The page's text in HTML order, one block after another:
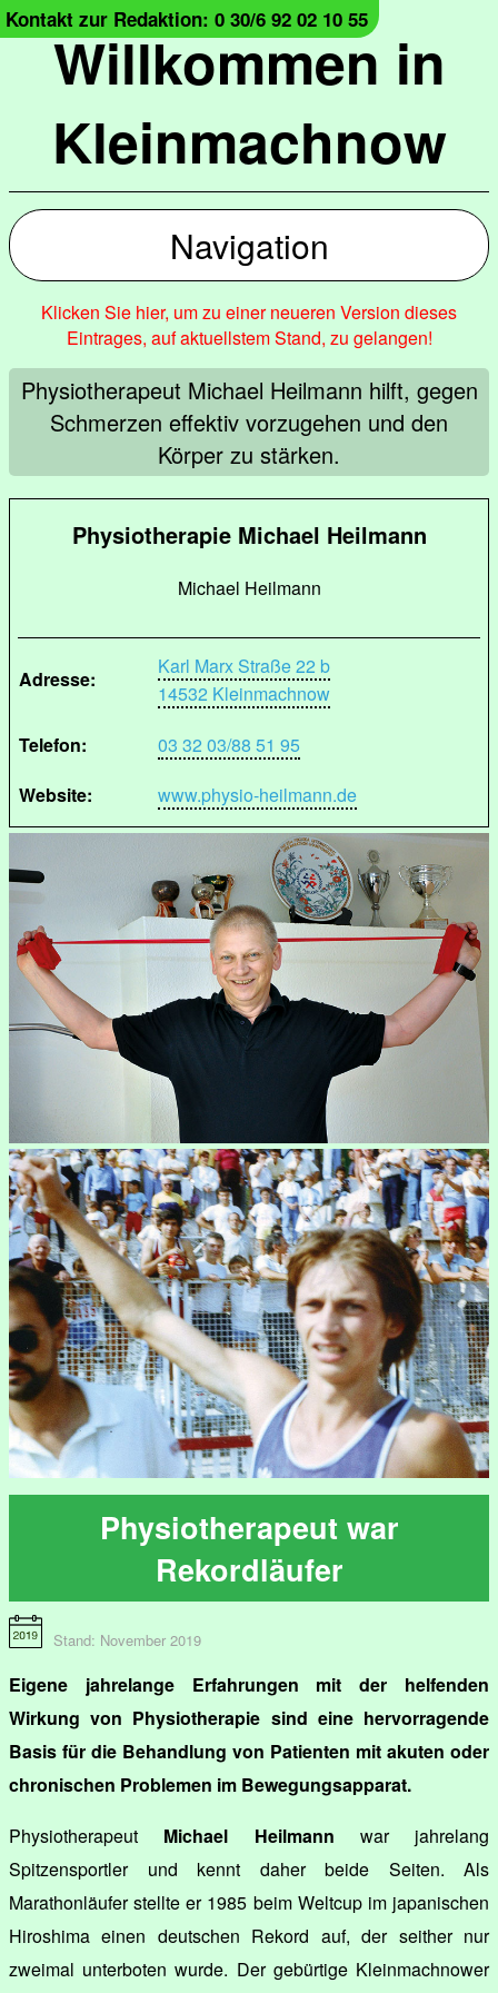
Willkommen in
Kleinmachnow
Kontakt zur Redaktion: 0 30/6 92 02 10 55
Navigation
Klicken Sie hier, um zu einer neueren Version dieses
Eintrages, auf aktuellstem Stand, zu gelangen!
Physiotherapeut Michael Heilmann hilft, gegen
Schmerzen effektiv vorzugehen und den
Körper zu stärken.
Physiotherapie Michael Heilmann
Michael Heilmann
Adresse:
Karl Marx Straße 22 b
14532 Kleinmachnow
Telefon:
03 32 03/88 51 95
Website:
www.physio-heilmann.de
Physiotherapeut war
Rekordläufer
Stand: November 2019
Eigene jahrelange Erfahrungen mit der helfenden
Wirkung von Physiotherapie sind eine hervorragende
Basis für die Behandlung von Patienten mit akuten oder
chronischen Problemen im Bewegungsapparat.
Physiotherapeut Michael Heilmann war jahrelang
Spitzensportler und kennt daher beide Seiten. Als
Marathonläufer stellte er 1985 beim Weltcup im japanischen
Hiroshima einen deutschen Rekord auf, der seither nur
zweimal unterboten wurde. Der gebürtige Kleinmachnower